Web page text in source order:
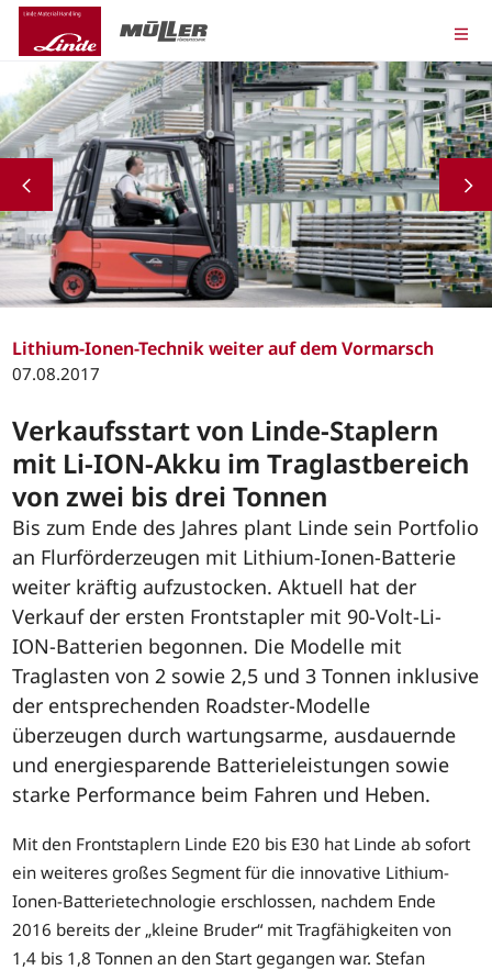
Lithium-Ionen-Technik weiter auf dem Vormarsch
07.08.2017
Verkaufsstart von Linde-Staplern
mit Li-ION-Akku im Traglastbereich
von zwei bis drei Tonnen
Bis zum Ende des Jahres plant Linde sein Portfolio
an Flurförderzeugen mit Lithium-Ionen-Batterie
weiter kräftig aufzustocken. Aktuell hat der
Verkauf der ersten Frontstapler mit 90-Volt-Li-
ION-Batterien begonnen. Die Modelle mit
Traglasten von 2 sowie 2,5 und 3 Tonnen inklusive
der entsprechenden Roadster-Modelle
überzeugen durch wartungsarme, ausdauernde
und energiesparende Batterieleistungen sowie
starke Performance beim Fahren und Heben.
Mit den Frontstaplern Linde E20 bis E30 hat Linde ab sofort
ein weiteres großes Segment für die innovative Lithium-
Ionen-Batterietechnologie erschlossen, nachdem Ende
2016 bereits der „kleine Bruder“ mit Tragfähigkeiten von
1,4 bis 1,8 Tonnen an den Start gegangen war. Stefan